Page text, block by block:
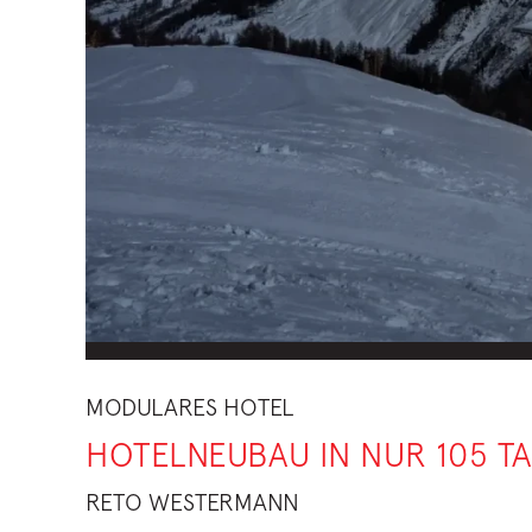
MODULARES HOTEL
HOTELNEUBAU IN NUR 105
RETO WESTERMANN